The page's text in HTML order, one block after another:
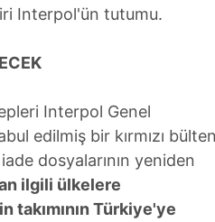
Interpol'ün tutumu.
Interpol Genel
edilmiş bir kırmızı bülten
dosyalarının yeniden
ilgili ülkelere
takımının Türkiye'ye